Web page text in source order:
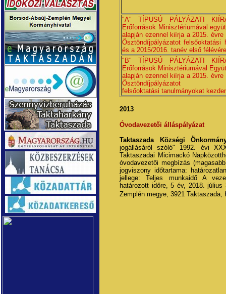
"A" TÍPUSÚ PÁLYÁZATI
Erőforrások Minisztériumával
alapján ezennel kiírja a 2015.
Ösztöndíjpályázatot felsőoktatási
és a 2015/2016. tanév első
"B" TÍPUSÚ PÁLYÁZATI
Erőforrások Minisztériumával
alapján ezennel kiírja a 2015.
Ösztöndíjpályázatot
felsőoktatási tanulmányokat
2013
Óvodavezetői álláspályázat
Taktaszada Községi
jogállásáról szóló" 1992. évi
Taktaszadai Micimackó
óvodavezetői megbízás
jogviszony időtartama:
jellege: Teljes munkaidő A
határozott időre, 5 év, 2018.
Zemplén megye, 3921 Taktaszada,